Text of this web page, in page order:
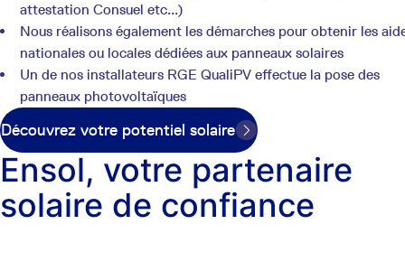
attestation Consuel etc...)
Nous réalisons également les démarches pour obtenir les
nationales ou locales dédiées aux panneaux solaires
Un de nos installateurs RGE QualiPV effectue la pose des
panneaux photovoltaïques
Découvrez votre potentiel solaire
Ensol, votre partenaire
solaire de confiance